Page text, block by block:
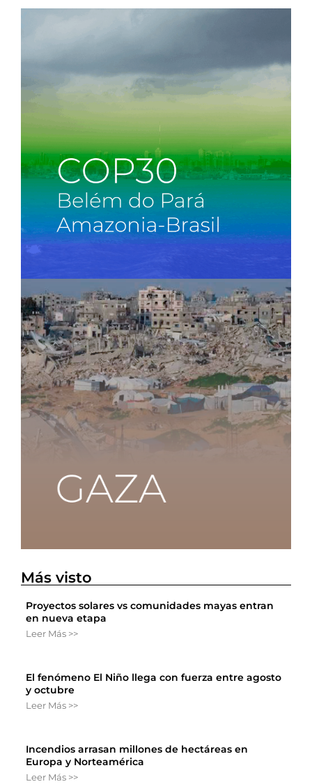
Más visto
Proyectos solares vs comunidades mayas entran
en nueva etapa
Leer Más >>
El fenómeno El Niño llega con fuerza entre agosto
y octubre
Leer Más >>
Incendios arrasan millones de hectáreas en
Europa y Norteamérica
Leer Más >>